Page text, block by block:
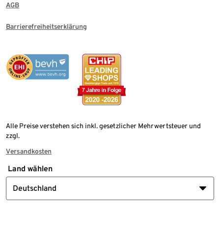
AGB
Barrierefreiheitserklärung
Alle Preise verstehen sich inkl. gesetzlicher Mehrwertsteuer und
zzgl.
Versandkosten
Land wählen
Deutschland